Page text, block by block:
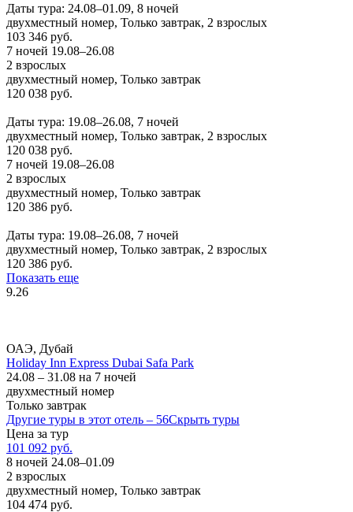
Даты тура: 24.08–01.09, 8 ночей
двухместный номер, Только завтрак, 2 взрослых
103 346 руб.
7 ночей 19.08–26.08
2 взрослых
двухместный номер, Только завтрак
120 038 руб.
Даты тура: 19.08–26.08, 7 ночей
двухместный номер, Только завтрак, 2 взрослых
120 038 руб.
7 ночей 19.08–26.08
2 взрослых
двухместный номер, Только завтрак
120 386 руб.
Даты тура: 19.08–26.08, 7 ночей
двухместный номер, Только завтрак, 2 взрослых
120 386 руб.
Показать еще
9.26
ОАЭ, Дубай
Holiday Inn Express Dubai Safa Park
24.08 – 31.08 на 7 ночей
двухместный номер
Только завтрак
Другие туры в этот отель – 56Скрыть туры
Цена за тур
101 092 руб.
8 ночей 24.08–01.09
2 взрослых
двухместный номер, Только завтрак
104 474 руб.